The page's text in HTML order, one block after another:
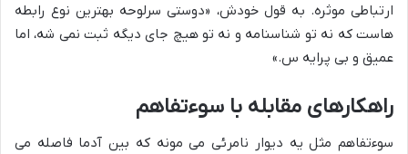
ارتباطی موثره. به قول خودش، «دوستی سرلوحه بهترین نوع رابطه
هاست که نه تو شناسنامه و نه تو هیچ جای دیگه ثبت نمی شه، اما
عمیق و بی پرایه س.»
راهکارهای مقابله با سوءتفاهم
سوءتفاهم مثل یه دیوار نامرئی می مونه که بین آدما فاصله می